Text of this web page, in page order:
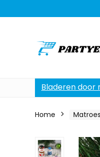
Bladeren door
Home